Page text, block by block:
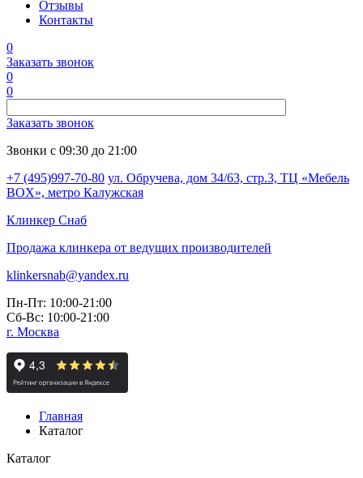
Отзывы
Контакты
0
Заказать звонок
0
0
Заказать звонок
Звонки с 09:30 до 21:00
+7 (495)997-70-80 ул. Обручева, дом 34/63, стр.3, ТЦ «Мебель
BOX», метро Калужская
Клинкер Снаб
Продажа клинкера от ведущих производителей
klinkersnab@yandex.ru
Пн-Пт: 10:00-21:00
Сб-Вс: 10:00-21:00
г. Москва
Главная
Каталог
Каталог